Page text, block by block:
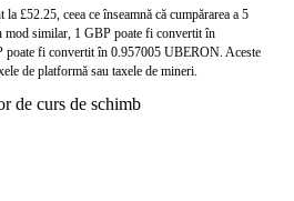
£52.25, ceea ce înseamnă că cumpărarea a 5
similar, 1 GBP poate fi convertit în
fi convertit în 0.957005 UBERON. Aceste
de platformă sau taxele de mineri.
de curs de schimb